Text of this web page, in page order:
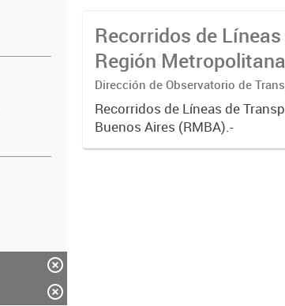
Recorridos de
Región
(RMBA)
Dirección de Observatorio de
Recorridos de Líneas de
Buenos Aires (RMBA).-